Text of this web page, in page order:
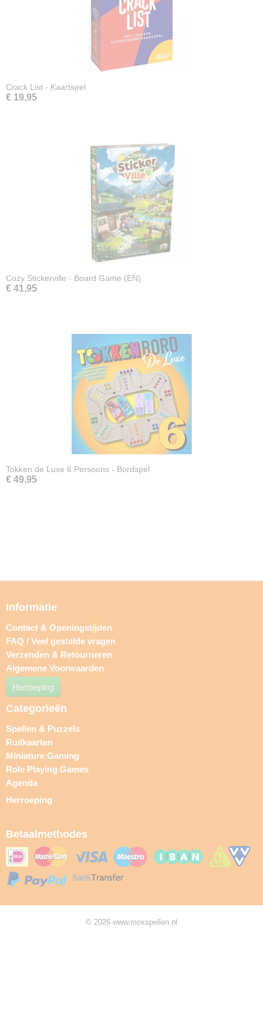
Crack List - Kaartspel
€ 19,95
Cozy Stickerville - Board Game (EN)
€ 41,95
Tokken de Luxe 6 Persoons - Bordspel
€ 49,95
Informatie
Contact & Openingstijden
FAQ / Veel gestelde vragen
Verzenden & Retourneren
Algemene Voorwaarden
Herroeping
Categorieën
Spellen & Puzzels
Ruilkaarten
Miniature Gaming
Role Playing Games
Agenda
Herroeping
Betaalmethodes
© 2026 www.moxspellen.nl